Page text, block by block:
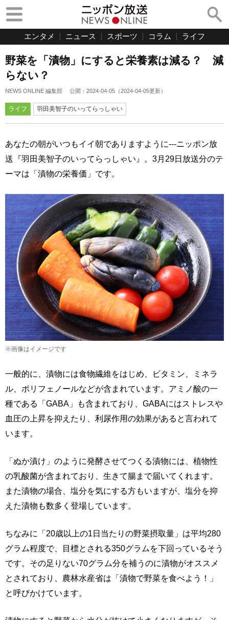
エンタメ ニュース スポーツ コラム ライフ
野菜を「漬物」にすると栄養素は減る？ 減
らない？
NEWS ONLINE 編集部 公開： 2024-04-05 （2024-04-05更新）
ライフ 羽田美智子のいってらっしゃい
あなたの朝がいつもイイ朝でありますように---ニッポン放
送『羽田美智子のいってらっしゃい』。3月29日放送分のテ
ーマは「漬物の栄養価」です。
※画像はイメージです
一般的に、漬物には食物繊維をはじめ、ビタミン、ミネラ
ル、ポリフェノールなどが含まれています。アミノ酸の一
種である「GABA」も含まれており、GABAにはストレスや
血圧の上昇を抑えたり、利尿作用の効果があると言われて
います。
「ぬか漬け」のように発酵させてつくる漬物には、植物性
の乳酸菌が含まれており、生きて腸まで届いてくれます。
また漬物の場合、塩分を気にする方もいますが、塩分を抑
えた漬物も数多く登場しています。
ちなみに「20歳以上の1日当たりの野菜摂取量」は平均280
グラム程度で、目標とされる350グラムを下回っているそう
です。その足りない70グラム分を補うのに漬物がオススメ
とされており、農林水産省は「漬物で野菜を食べよう！」
と呼びかけています。